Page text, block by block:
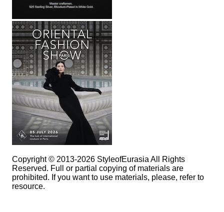
Copyright © 2013-2026 StyleofEurasia All Rights
Reserved. Full or partial copying of materials are
prohibited. If you want to use materials, please, refer to
resource.